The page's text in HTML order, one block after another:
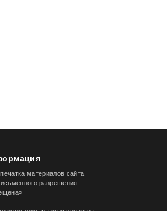
материалов сайта
разрешения